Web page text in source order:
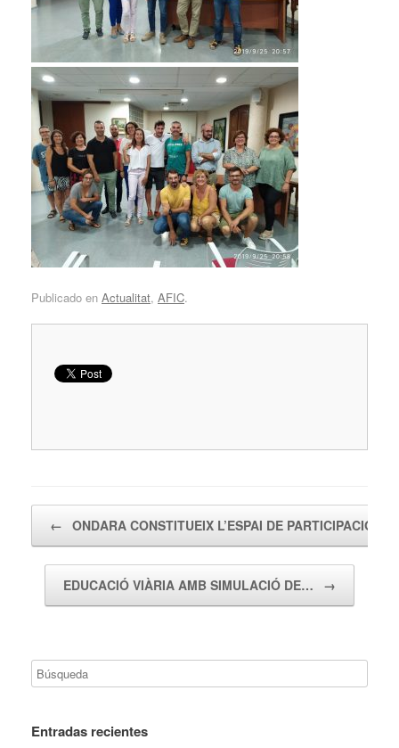
Publicado en Actualitat, AFIC.
← ONDARA CONSTITUEIX L’ESPAI DE PARTICIPACIÓ…
EDUCACIÓ VIÀRIA AMB SIMULACIÓ DE… →
Entradas recientes